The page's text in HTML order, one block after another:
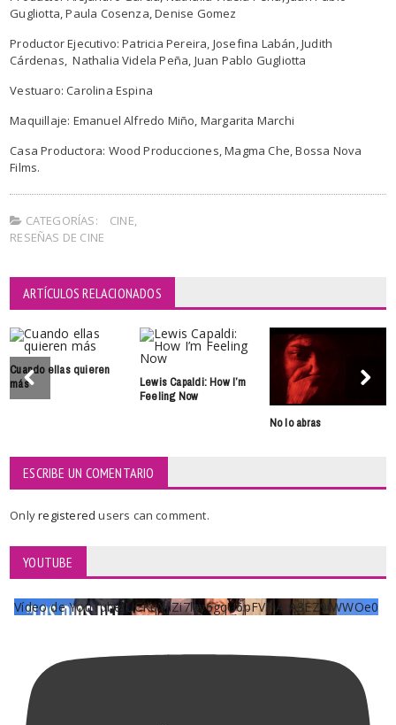
Gugliotta, Paula Cosenza, Denise Gomez
Productor Ejecutivo: Patricia Pereira, Josefina Labán, Judith
Cárdenas, Nathalia Videla Peña, Juan Pablo Gugliotta
Vestuaro: Carolina Espina
Maquillaje: Emanuel Alfredo Miño, Margarita Marchi
Casa Productora: Wood Producciones, Magma Che, Bossa Nova
Films.
CATEGORÍAS: CINE,
RESEÑAS DE CINE
ARTÍCULOS RELACIONADOS
Cuando ellas quieren
más Lewis Capaldi: How I’m
Feeling Now
No lo abras
ESCRIBE UN COMENTARIO
Onlyregisteredusers can comment.
YOUTUBE
Vídeo de YouTube UCKqYjiZi7lzy6gqU6pFVFiA_A3EZ9JWWOe0